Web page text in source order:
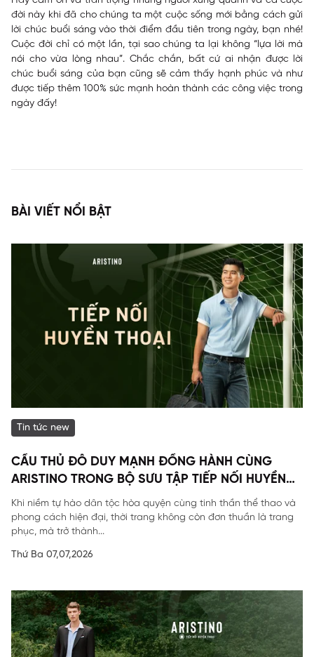
đời này khi đã cho chúng ta một cuộc sống mới bằng cách gửi
lời chúc buổi sáng vào thời điểm đầu tiên trong ngày, bạn nhé!
Cuộc đời chỉ có một lần, tại sao chúng ta lại không “lựa lời mà
nói cho vừa lòng nhau”. Chắc chắn, bất cứ ai nhận được lời
chúc buổi sáng của bạn cũng sẽ cảm thấy hạnh phúc và như
được tiếp thêm 100% sức mạnh hoàn thành các công việc trong
ngày đấy!
BÀI VIẾT NỔI BẬT
Tin tức new
CẦU THỦ ĐỖ DUY MẠNH ĐỒNG HÀNH CÙNG
ARISTINO TRONG BỘ SƯU TẬP TIẾP NỐI HUYỀN
THOẠI
Khi niềm tự hào dân tộc hòa quyện cùng tinh thần thể thao và
phong cách hiện đại, thời trang không còn đơn thuần là trang
phục, mà trở thành...
Thứ Ba 07,07,2026